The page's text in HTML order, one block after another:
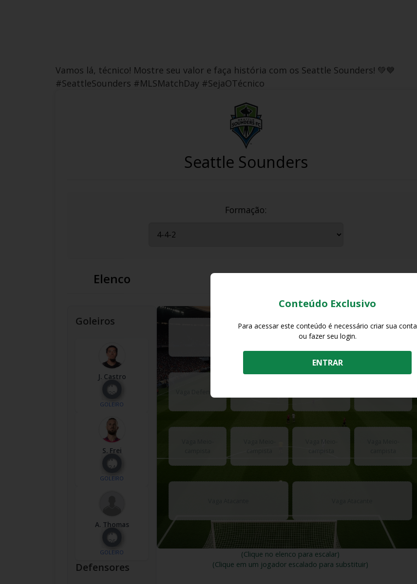
Vamos lá, técnico! Mostre seu valor e faça história com os Seattle Sounders! 💚💙
#SeattleSounders #MLSMatchDay #SejaOTécnico
Seattle Sounders
Formação:
Elenco
Goleiros
J. Castro
Nº
29
GOLEIRO
S. Frei
Nº
24
GOLEIRO
A. Thomas
Nº
26
GOLEIRO
Defensores
Vaga Goleiro
(Clique no elenco para escalar)
(Clique em um jogador escalado para substituir)
Conteúdo Exclusivo
Para acessar este conteúdo é necessário criar sua conta
ou fazer seu login.
ENTRAR